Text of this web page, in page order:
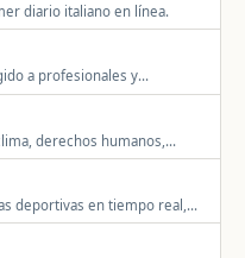
diario italiano en línea.
a profesionales y
y trabajo.
derechos humanos,
temas.
deportivas en tiempo real,
y ciclismo.